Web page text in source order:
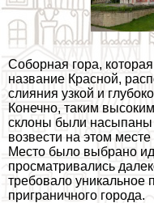
Соборная гора,
название Красной,
слияния узкой и
Конечно, таким
склоны были
возвести на этом
Место было выбрано
просматривались
требовало уникальное
приграничного города.